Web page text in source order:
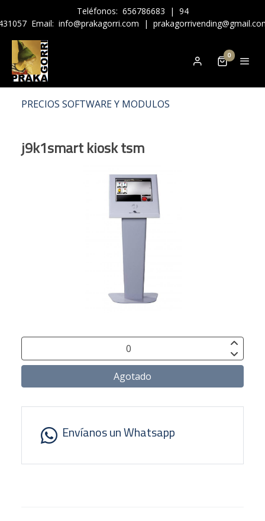
Teléfonos: 656786683 | 94
Email: info@prakagorri.com |
0
PRECIOS SOFTWARE Y MODULOS
j9k1smart kiosk tsm
Agotado
Envíanos un Whatsapp